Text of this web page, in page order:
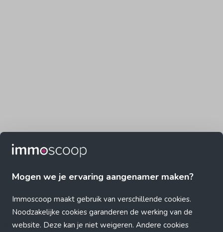
Mogen we je ervaring aangenamer maken?
Immoscoop maakt gebruik van verschillende cookies.
Noodzakelijke cookies garanderen de werking van de
website. Deze kan je niet weigeren. Andere cookies
Application error: a client-side exception has occurred (see the